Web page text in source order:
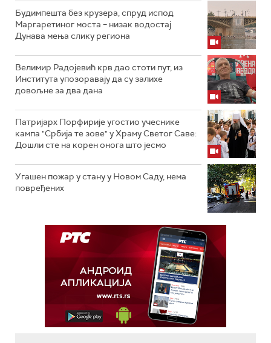
Будимпешта без крузера, спруд испод
Маргаретиног моста – низак водостај
Дунава мења слику региона
Велимир Радојевић крв дао стоти пут, из
Института упозоравају да су залихе
довољне за два дана
Патријарх Порфирије угостио учеснике
кампа "Србија те зове" у Храму Светог Саве:
Дошли сте на корен онога што јесмо
Угашен пожар у стану у Новом Саду, нема
повређених